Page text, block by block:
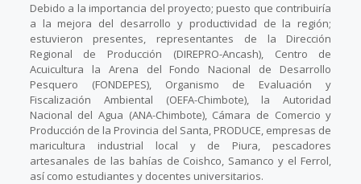
Debido a la importancia del proyecto; puesto que contribuiría
a la mejora del desarrollo y productividad de la región;
estuvieron presentes, representantes de la Dirección
Regional de Producción (DIREPRO-Ancash), Centro de
Acuicultura la Arena del Fondo Nacional de Desarrollo
Pesquero (FONDEPES), Organismo de Evaluación y
Fiscalización Ambiental (OEFA-Chimbote), la Autoridad
Nacional del Agua (ANA-Chimbote), Cámara de Comercio y
Producción de la Provincia del Santa, PRODUCE, empresas de
maricultura industrial local y de Piura, pescadores
artesanales de las bahías de Coishco, Samanco y el Ferrol,
así como estudiantes y docentes universitarios.